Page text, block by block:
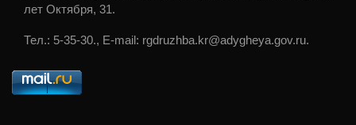
лет Октября, 31.
Тел.: 5-35-30., E-mail: rgdruzhba.kr@adygheya.gov.ru.